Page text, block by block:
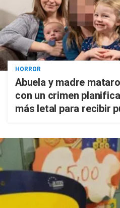
HORROR
Abuela y madre
con un crimen
más letal para recibir